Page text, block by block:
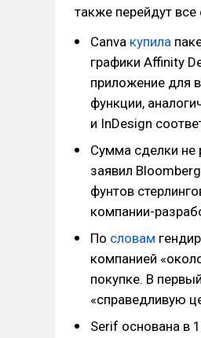
также перейдут
Canva купила
графики Affinity
приложение для
функции,
и InDesign
Сумма сделки не
заявил
фунтов
компании-
По словам
компанией
покупке. В
«справедливую
Serif основана в